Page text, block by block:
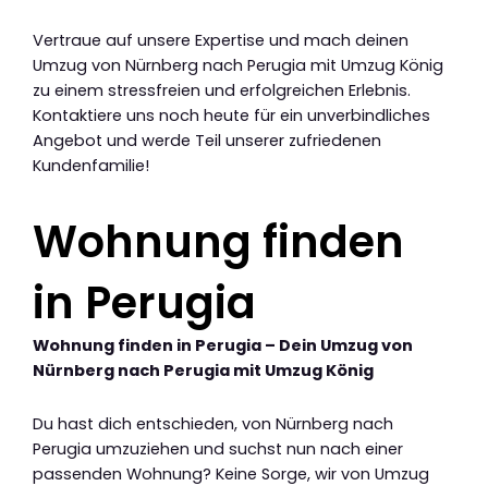
Vertraue auf unsere Expertise und mach deinen
Umzug von Nürnberg nach Perugia mit Umzug König
zu einem stressfreien und erfolgreichen Erlebnis.
Kontaktiere uns noch heute für ein unverbindliches
Angebot und werde Teil unserer zufriedenen
Kundenfamilie!
Wohnung finden
in Perugia
Wohnung finden in Perugia – Dein Umzug von
Nürnberg nach Perugia mit Umzug König
Du hast dich entschieden, von Nürnberg nach
Perugia umzuziehen und suchst nun nach einer
passenden Wohnung? Keine Sorge, wir von Umzug